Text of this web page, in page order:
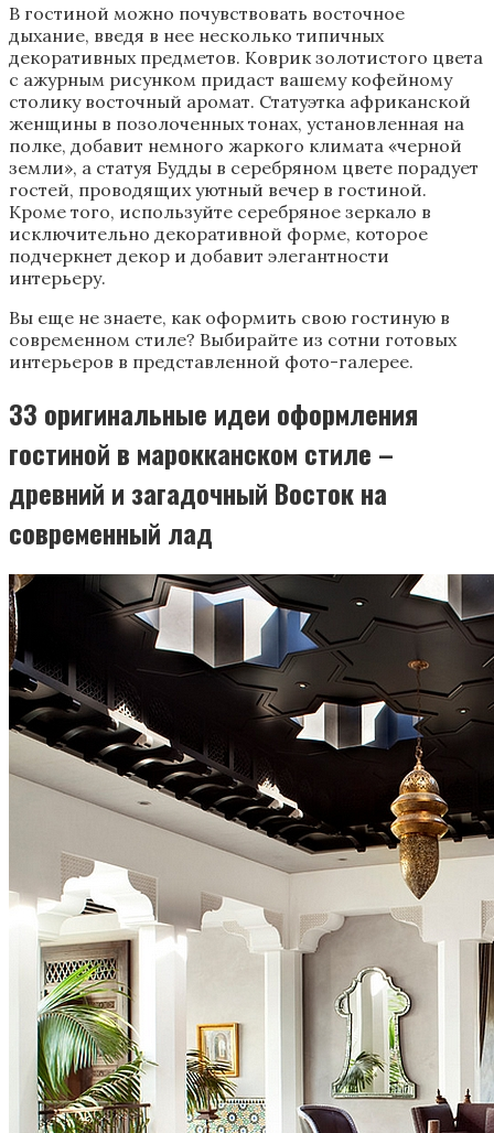
В гостиной можно почувствовать восточное
дыхание, введя в нее несколько типичных
декоративных предметов. Коврик золотистого цвета
с ажурным рисунком придаст вашему кофейному
столику восточный аромат. Статуэтка африканской
женщины в позолоченных тонах, установленная на
полке, добавит немного жаркого климата «черной
земли», а статуя Будды в серебряном цвете порадует
гостей, проводящих уютный вечер в гостиной.
Кроме того, используйте серебряное зеркало в
исключительно декоративной форме, которое
подчеркнет декор и добавит элегантности
интерьеру.
Вы еще не знаете, как оформить свою гостиную в
современном стиле? Выбирайте из сотни готовых
интерьеров в представленной фото-галерее.
33 оригинальные идеи оформления
гостиной в марокканском стиле –
древний и загадочный Восток на
современный лад